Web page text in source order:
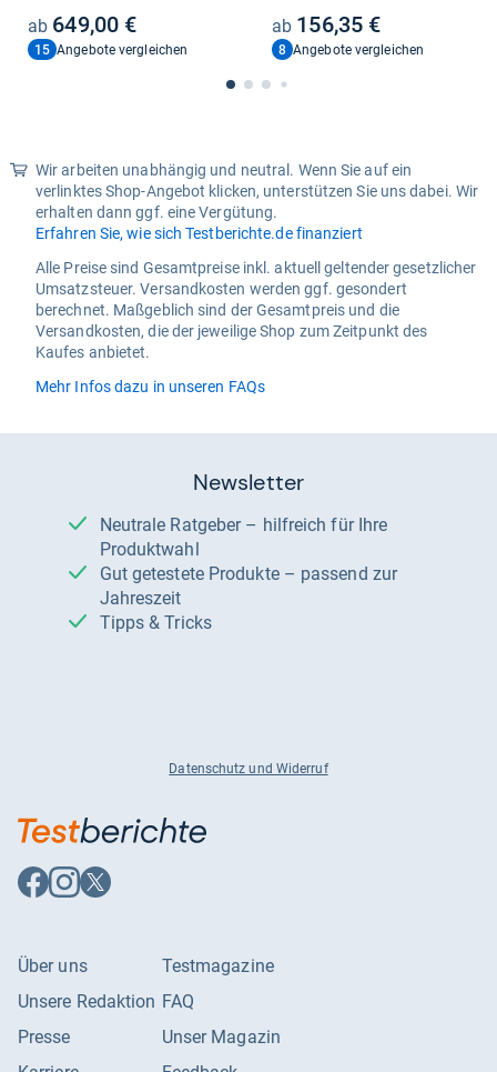
649,00 €
15 Angebote vergleichen
156,35 €
8 Angebote vergleichen
Wir arbeiten unabhängig und neutral. Wenn Sie auf ein
verlinktes Shop-Angebot klicken, unterstützen Sie uns dabei. Wir
erhalten dann ggf. eine Vergütung.
Erfahren Sie, wie sich Testberichte.de finanziert
Alle Preise sind Gesamtpreise inkl. aktuell geltender gesetzlicher
Umsatzsteuer. Versandkosten werden ggf. gesondert
berechnet. Maßgeblich sind der Gesamtpreis und die
Versandkosten, die der jeweilige Shop zum Zeitpunkt des
Kaufes anbietet.
Mehr Infos dazu in unseren FAQs
Newsletter
Neutrale Ratgeber – hilfreich für Ihre
Produktwahl
Gut getestete Produkte – passend zur
Jahreszeit
Tipps & Tricks
Datenschutz und Widerruf
Auf
Facebook
Auf
Instagram
Auf
X
Über uns
Unsere Redaktion
Presse
Testmagazine
FAQ
Unser Magazin